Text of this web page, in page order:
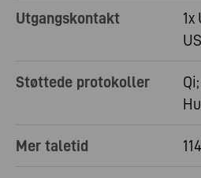
Utgangskontakt
1x
Støttede protokoller
Mer taletid